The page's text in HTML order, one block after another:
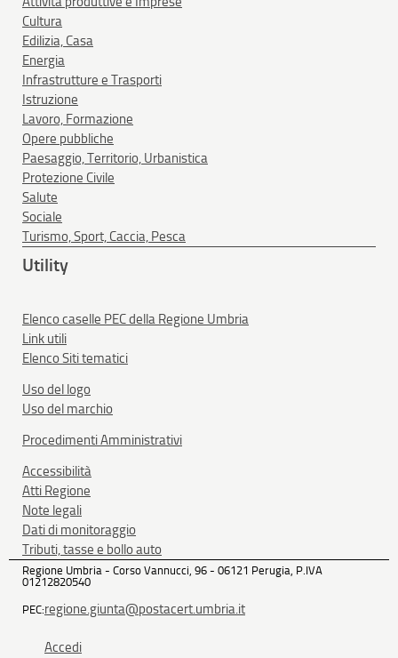
Cultura
Edilizia, Casa
Energia
Infrastrutture e Trasporti
Istruzione
Lavoro, Formazione
Opere pubbliche
Paesaggio, Territorio, Urbanistica
Protezione Civile
Salute
Sociale
Turismo, Sport, Caccia, Pesca
Utility
Elenco caselle PEC della Regione Umbria
Link utili
Elenco Siti tematici
Uso del logo
Uso del marchio
Procedimenti Amministrativi
Accessibilità
Atti Regione
Note legali
Dati di monitoraggio
Tributi, tasse e bollo auto
Regione Umbria - Corso Vannucci, 96 - 06121 Perugia, P.IVA
01212820540
PEC:regione.giunta@postacert.umbria.it
Accedi